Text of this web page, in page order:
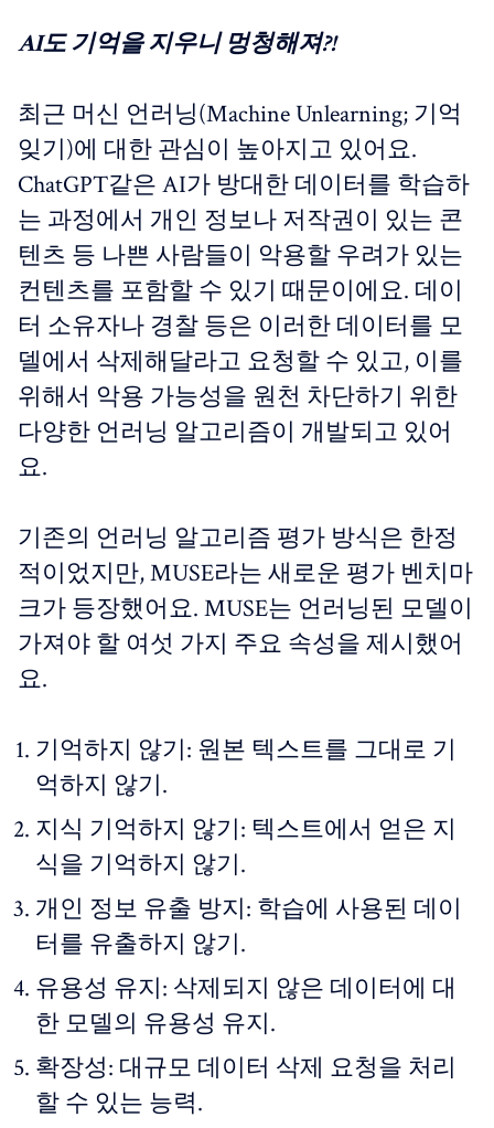
AI도 기억을 지우니 멍청해져?!
최근 머신 언러닝(Machine Unlearning; 기억
잊기)에 대한 관심이 높아지고 있어요.
ChatGPT같은 AI가 방대한 데이터를 학습하
는 과정에서 개인 정보나 저작권이 있는 콘
텐츠 등 나쁜 사람들이 악용할 우려가 있는
컨텐츠를 포함할 수 있기 때문이에요. 데이
터 소유자나 경찰 등은 이러한 데이터를 모
델에서 삭제해달라고 요청할 수 있고, 이를
위해서 악용 가능성을 원천 차단하기 위한
다양한 언러닝 알고리즘이 개발되고 있어
요.
기존의 언러닝 알고리즘 평가 방식은 한정
적이었지만, MUSE라는 새로운 평가 벤치마
크가 등장했어요. MUSE는 언러닝된 모델이
가져야 할 여섯 가지 주요 속성을 제시했어
요.
기억하지 않기: 원본 텍스트를 그대로 기
억하지 않기.
지식 기억하지 않기: 텍스트에서 얻은 지
식을 기억하지 않기.
개인 정보 유출 방지: 학습에 사용된 데이
터를 유출하지 않기.
유용성 유지: 삭제되지 않은 데이터에 대
한 모델의 유용성 유지.
확장성: 대규모 데이터 삭제 요청을 처리
할 수 있는 능력.